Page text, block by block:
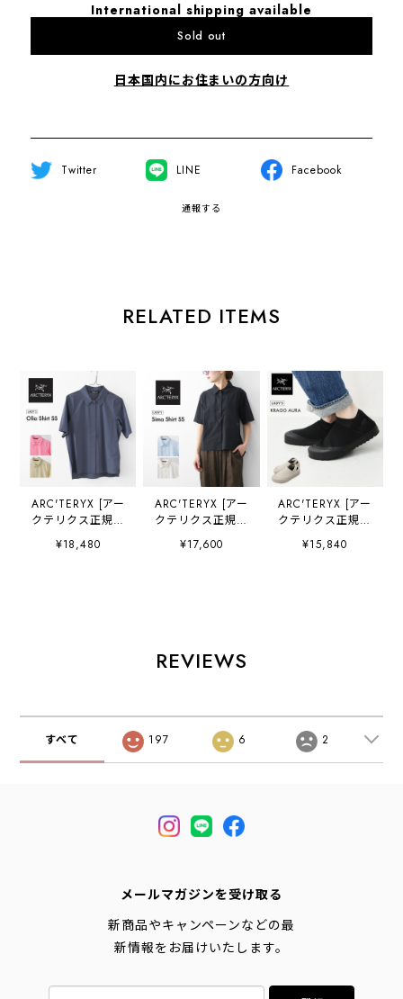
International shipping available
Sold out
日本国内にお住まいの方向け
Twitter LINE Facebook
通報する
RELATED ITEMS
ARC'TERYX [アー
クテリクス正規代
理店] Olia Shirt
SS W
ユース・LADY'S
¥18,480
ARC'TERYX [アー
クテリクス正規代
理店] Sima Shirt
SS W
ス・紫外線対策・
アウトドア・トレ
イン・タウンユー
ス・LADY'S
[2026SS]
¥17,600
ARC'TERYX [アー
クテリクス正規代
理店] KRAGG
AURA W
LADY'S [2026SS]
¥15,840
REVIEWS
すべて 197 6 2
メールマガジンを受け取る
新商品やキャンペーンなどの最
新情報をお届けいたします。